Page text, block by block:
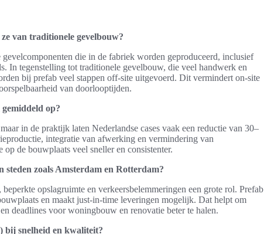
van traditionele gevelbouw?
die in de fabriek worden geproduceerd, inclusief
In tegenstelling tot traditionele gevelbouw, die veel handwerk en
bij prefab veel stappen off-site uitgevoerd. Dit vermindert on-site
van doorlooptijden.
op?
in de praktijk laten Nederlandse cases vaak een reductie van 30–
integratie van afwerking en vermindering van
de bouwplaats veel sneller en consistenter.
zoals Amsterdam en Rotterdam?
opslagruimte en verkeersbelemmeringen een grote rol. Prefab
en maakt just‑in‑time leveringen mogelijk. Dat helpt om
deadlines voor woningbouw en renovatie beter te halen.
bij snelheid en kwaliteit?